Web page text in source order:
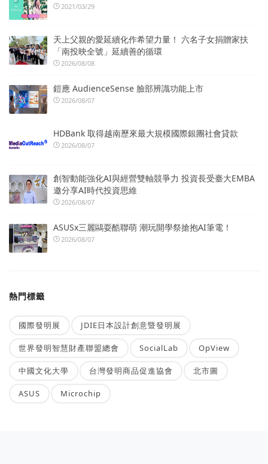
2021/03/29
天上父親的愛延續化作希望力量！ 六名子女捐贈家扶
「南投映全號」延續善的循環
2026/08/08
鎧應 AudienceSense 臉部辨識功能上市
2026/08/07
HDBank 取得越南歷來最大規模國際銀團社會貸款
2026/08/07
創智動能強化AI與經營雙軸競爭力 投資長受臺大EMBA
邀分享AI時代投資思維
2026/08/07
ASUSx三麗鷗耍酷聯萌 潮玩開學祭搶抱AI筆電！
2026/08/07
熱門標籤
國際發明展 JDIE日本設計創意暨發明展
世界發明智慧財產聯盟總會 SocialLab OpView
中國文化大學 台灣發明商品促進協會 北市圖
ASUS Microchip